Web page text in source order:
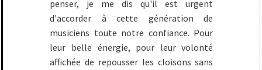
penser, je me dis qu'il est urgent
d'accorder à cette génération de
musiciens toute notre confiance. Pour
leur belle énergie, pour leur volonté
affichée de repousser les cloisons sans